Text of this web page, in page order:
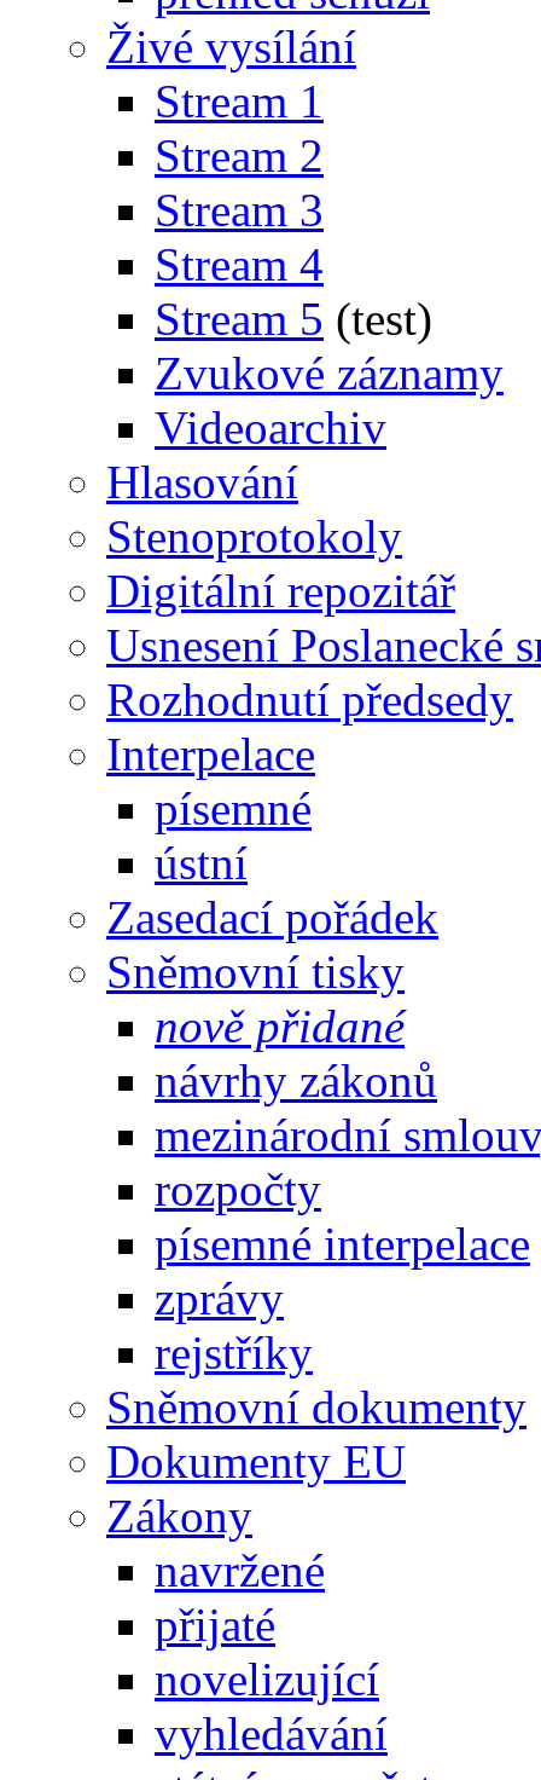
Živé vysílání
Stream 1
Stream 2
Stream 3
Stream 4
Stream 5 (test)
Zvukové záznamy
Videoarchiv
Hlasování
Stenoprotokoly
Digitální repozitář
Usnesení Poslanecké
Rozhodnutí předsedy
Interpelace
písemné
ústní
Zasedací pořádek
Sněmovní tisky
nově přidané
návrhy zákonů
mezinárodní
rozpočty
písemné interpelace
zprávy
rejstříky
Sněmovní dokumenty
Dokumenty EU
Zákony
navržené
přijaté
novelizující
vyhledávání